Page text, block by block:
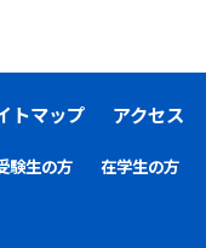
トマップ アクセス
験生の方 在学生の方